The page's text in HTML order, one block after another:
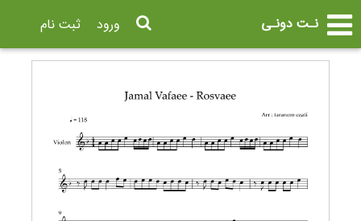
نـت دونـی ثبت نام ورود